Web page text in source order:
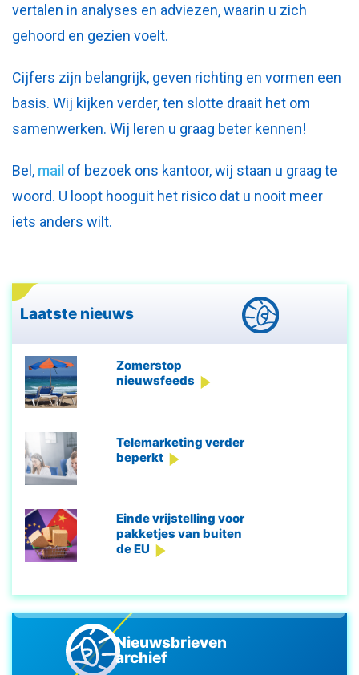
vertalen in analyses en adviezen, waarin u zich
gehoord en gezien voelt.
Cijfers zijn belangrijk, geven richting en vormen een
basis. Wij kijken verder, ten slotte draait het om
samenwerken. Wij leren u graag beter kennen!
Bel, mail of bezoek ons kantoor, wij staan u graag te
woord. U loopt hooguit het risico dat u nooit meer
iets anders wilt.
Laatste nieuws
Zomerstop
nieuwsfeeds
Telemarketing verder
beperkt
Einde vrijstelling voor
pakketjes van buiten
de EU
Nieuwsbrieven
archief